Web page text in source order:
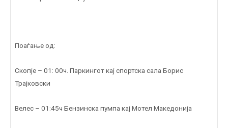
Поаѓање од:
Скопје – 01: 00ч. Паркингот кај спортска сала Борис
Трајковски
Велес – 01:45ч Бензинска пумпа кај Мотел Македонија